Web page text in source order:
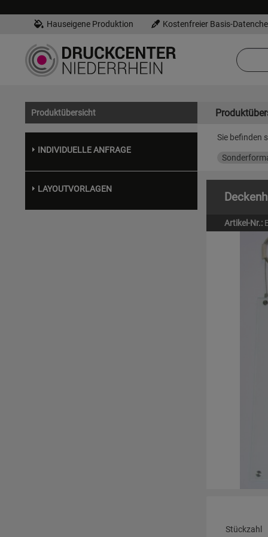
Hauseigene Produktion Kostenfreier Basis-
Produktübersicht
INDIVIDUELLE ANFRAGE
LAYOUTVORLAGEN
Sie befinden
Artikel-Nr.:
Stückzahl